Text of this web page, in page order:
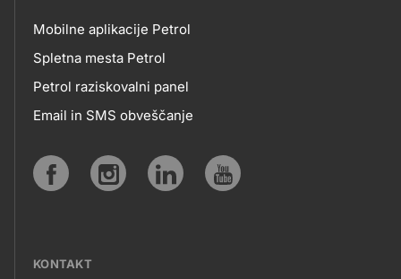
MOBILNE
APLIKACIJE
SPLETNA
Mobilne aplikacije Petrol
Spletna mesta Petrol
Petrol raziskovalni panel
Email in SMS obveščanje
KONTAKT